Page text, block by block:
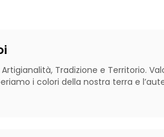
Tradizione e Territorio.
i colori della nostra terra e